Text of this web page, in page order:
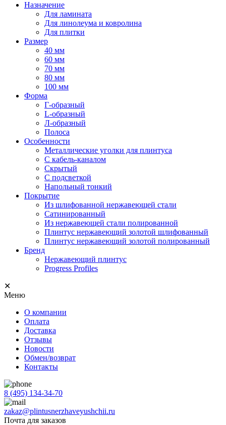
Назначение
Для ламината
Для линолеума и ковролина
Для плитки
Размер
40 мм
60 мм
70 мм
80 мм
100 мм
Форма
Г-образный
L-образный
Л-образный
Полоса
Особенности
Металлические уголки для плинтуса
С кабель-каналом
Скрытый
С подсветкой
Напольный тонкий
Покрытие
Из шлифованной нержавеющей стали
Сатинированный
Из нержавеющей стали полированной
Плинтус нержавеющий золотой шлифованный
Плинтус нержавеющий золотой полированный
Бренд
Нержавеющий плинтус
Progress Profiles
✕
Меню
О компании
Оплата
Доставка
Отзывы
Новости
Обмен/возврат
Контакты
8 (495) 134-34-70
zakaz@plintusnerzhaveyushchii.ru
Почта для заказов